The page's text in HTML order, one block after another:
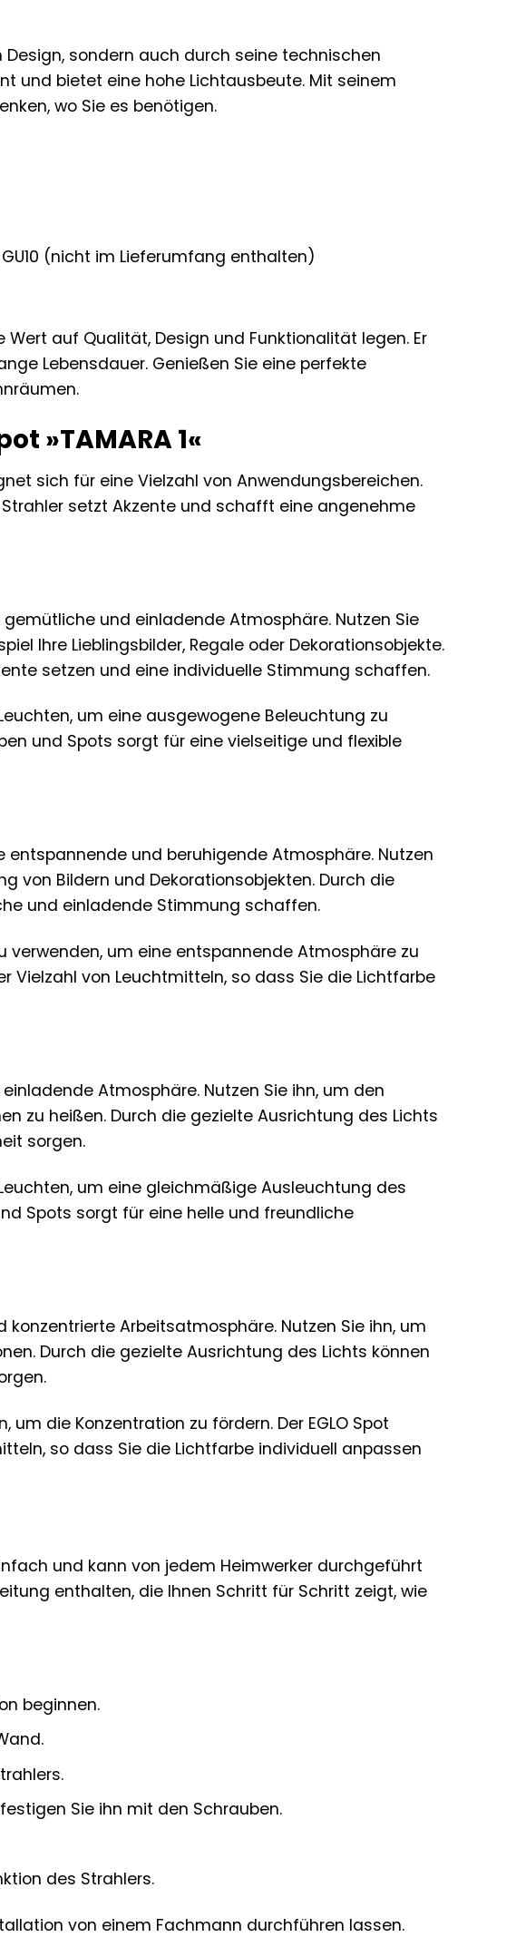
Design, sondern auch durch seine technischen
und bietet eine hohe Lichtausbeute. Mit seinem
wo Sie es benötigen.
(nicht im Lieferumfang enthalten)
Wert auf Qualität, Design und Funktionalität legen. Er
Lebensdauer. Genießen Sie eine perfekte
»TAMARA 1«
sich für eine Vielzahl von Anwendungsbereichen.
setzt Akzente und schafft eine angenehme
gemütliche und einladende Atmosphäre. Nutzen Sie
Ihre Lieblingsbilder, Regale oder Dekorationsobjekte.
setzen und eine individuelle Stimmung schaffen.
um eine ausgewogene Beleuchtung zu
und Spots sorgt für eine vielseitige und flexible
entspannende und beruhigende Atmosphäre. Nutzen
von Bildern und Dekorationsobjekten. Durch die
und einladende Stimmung schaffen.
um eine entspannende Atmosphäre zu
Vielzahl von Leuchtmitteln, so dass Sie die Lichtfarbe
einladende Atmosphäre. Nutzen Sie ihn, um den
zu heißen. Durch die gezielte Ausrichtung des Lichts
sorgen.
Leuchten, um eine gleichmäßige Ausleuchtung des
Spots sorgt für eine helle und freundliche
konzentrierte Arbeitsatmosphäre. Nutzen Sie ihn, um
Durch die gezielte Ausrichtung des Lichts können
die Konzentration zu fördern. Der EGLO Spot
so dass Sie die Lichtfarbe individuell anpassen
und kann von jedem Heimwerker durchgeführt
enthalten, die Ihnen Schritt für Schritt zeigt, wie
beginnen.
Sie ihn mit den Schrauben.
des Strahlers.
von einem Fachmann durchführen lassen.